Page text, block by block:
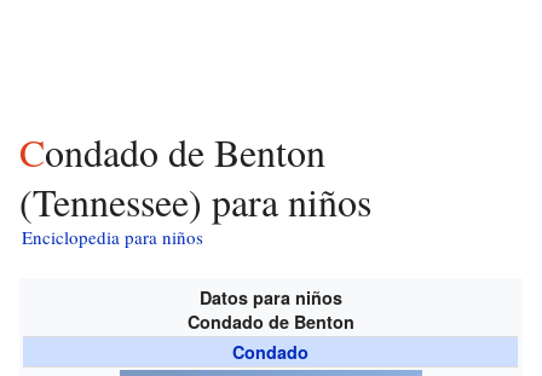
Condado de Benton
(Tennessee) para niños
Enciclopedia para niños
Datos para niños
Condado de Benton
Condado